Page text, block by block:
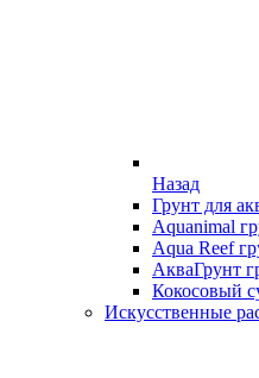
Назад
Грунт для
Aquanimal
Aqua Reef
АкваГрунт
Кокосовый
Искусственные